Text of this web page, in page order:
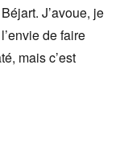
J’avoue, je
de faire
mais c’est